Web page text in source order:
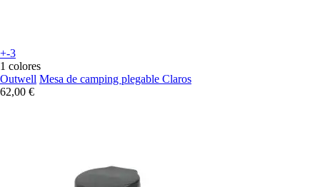
+-3
1 colores
Outwell Mesa de camping plegable Claros
62,00 €